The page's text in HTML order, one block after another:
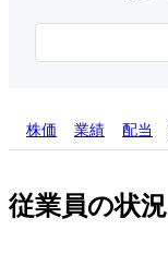
株価 業績 配当
従業員の状況